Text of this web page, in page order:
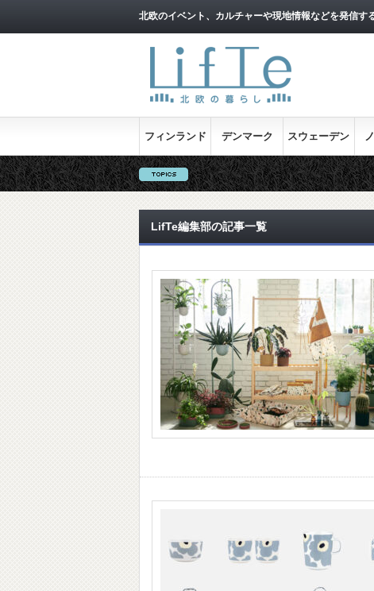
北欧のイベント、カルチャーや現地情報などを発信す
フィンランド デンマーク スウェーデン
LifTe編集部の記事一覧